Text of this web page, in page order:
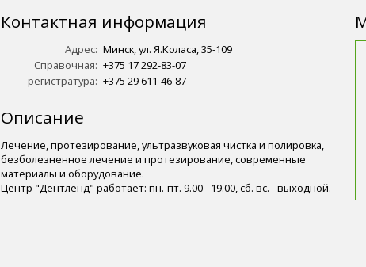
Контактная информация
Адрес: Минск, ул. Я.Коласа, 35-109
Справочная: +375 17 292-83-07
регистратура: +375 29 611-46-87
Описание
Лечение, протезирование, ультразвуковая чистка и полировка,
безболезненное лечение и протезирование, современные
материалы и оборудование.
Центр "Дентленд" работает: пн.-пт. 9.00 - 19.00, сб. вс. - выходной.